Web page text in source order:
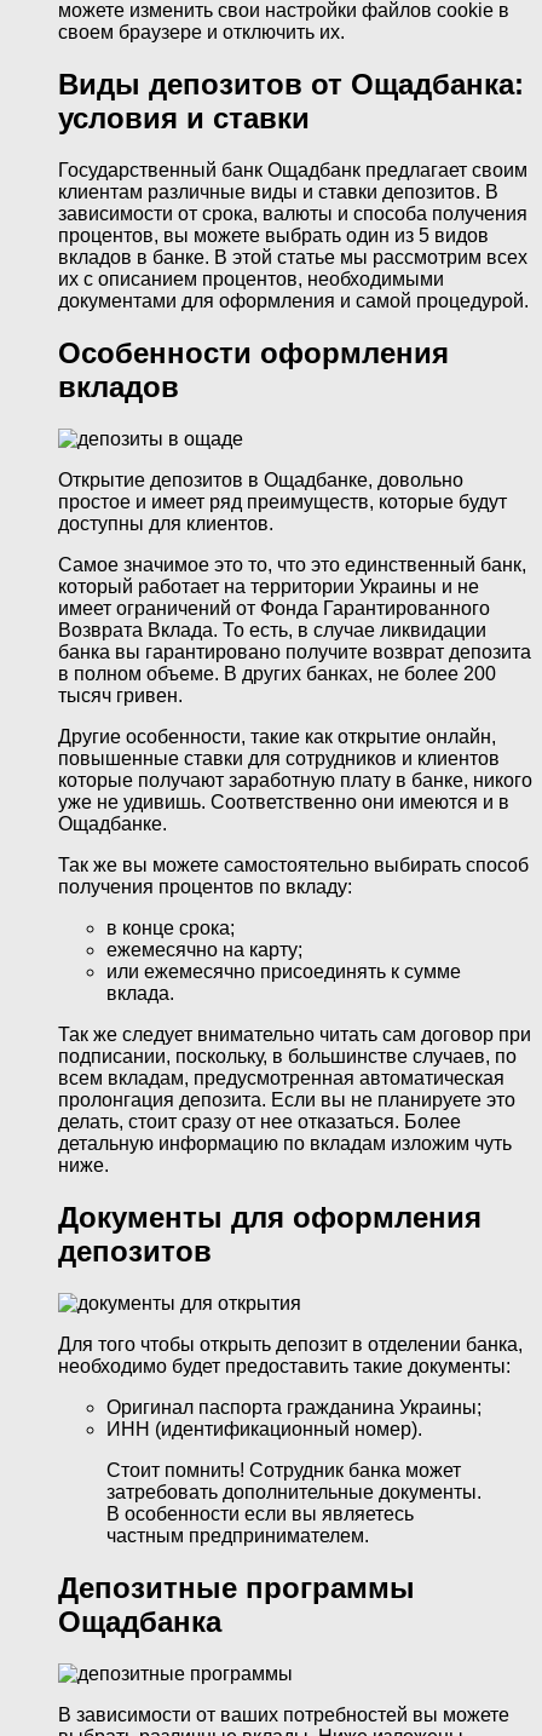
можете изменить свои настройки файлов cookie в
своем браузере и отключить их.
Виды депозитов от Ощадбанка:
условия и ставки
Государственный банк Ощадбанк предлагает своим
клиентам различные виды и ставки депозитов. В
зависимости от срока, валюты и способа получения
процентов, вы можете выбрать один из 5 видов
вкладов в банке. В этой статье мы рассмотрим всех
их с описанием процентов, необходимыми
документами для оформления и самой процедурой.
Особенности оформления
вкладов
Открытие депозитов в Ощадбанке, довольно
простое и имеет ряд преимуществ, которые будут
доступны для клиентов.
Самое значимое это то, что это единственный банк,
который работает на территории Украины и не
имеет ограничений от Фонда Гарантированного
Возврата Вклада. То есть, в случае ликвидации
банка вы гарантировано получите возврат депозита
в полном объеме. В других банках, не более 200
тысяч гривен.
Другие особенности, такие как открытие онлайн,
повышенные ставки для сотрудников и клиентов
которые получают заработную плату в банке, никого
уже не удивишь. Соответственно они имеются и в
Ощадбанке.
Так же вы можете самостоятельно выбирать способ
получения процентов по вкладу:
в конце срока;
ежемесячно на карту;
или ежемесячно присоединять к сумме
вклада.
Так же следует внимательно читать сам договор при
подписании, поскольку, в большинстве случаев, по
всем вкладам, предусмотренная автоматическая
пролонгация депозита. Если вы не планируете это
делать, стоит сразу от нее отказаться. Более
детальную информацию по вкладам изложим чуть
ниже.
Документы для оформления
депозитов
Для того чтобы открыть депозит в отделении банка,
необходимо будет предоставить такие документы:
Оригинал паспорта гражданина Украины;
ИНН (идентификационный номер).
Стоит помнить! Сотрудник банка может
затребовать дополнительные документы.
В особенности если вы являетесь
частным предпринимателем.
Депозитные программы
Ощадбанка
В зависимости от ваших потребностей вы можете